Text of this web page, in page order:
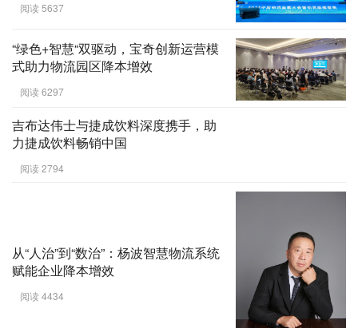
阅读 5637
“绿色+智慧“双驱动，宝奇创新运营模
式助力物流园区降本增效
阅读 6297
吉布达伟士与捷成饮料深度携手，助
力捷成饮料畅销中国
阅读 2794
从“人治”到“数治”：杨波智慧物流系统
赋能企业降本增效
阅读 4434